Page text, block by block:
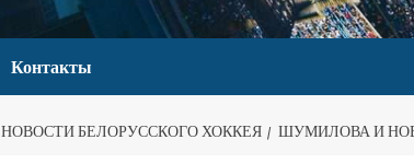
Контакты
НОВОСТИ БЕЛОРУССКОГО ХОККЕЯ ШУМИЛОВА И